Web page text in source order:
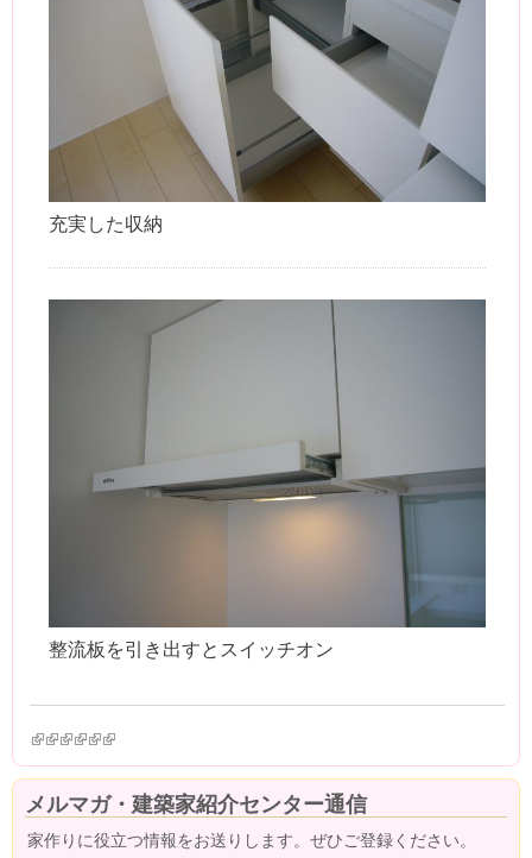
充実した収納
整流板を引き出すとスイッチオン
(link is external)
(link is external)
(link is external)
(link is external)
(link is external)
(link is external)
メルマガ・建築家紹介センター通信
家作りに役立つ情報をお送りします。ぜひご登録ください。